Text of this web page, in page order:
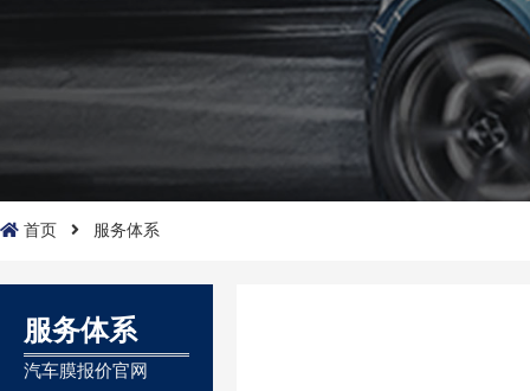
首页 服务体系
服务体系
汽车膜报价官网